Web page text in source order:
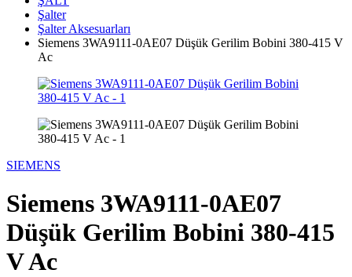
Şalter
Şalter Aksesuarları
Siemens 3WA9111-0AE07 Düşük Gerilim Bobini 380-415 V
Ac
SIEMENS
Siemens 3WA9111-0AE07
Düşük Gerilim Bobini 380-415
V Ac